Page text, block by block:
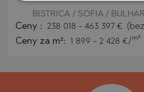
BISTRICA / SOFIA /
Ceny : 238 018 - 463 397 €
Ceny za m²: 1 899 - 2 428 €/ m²